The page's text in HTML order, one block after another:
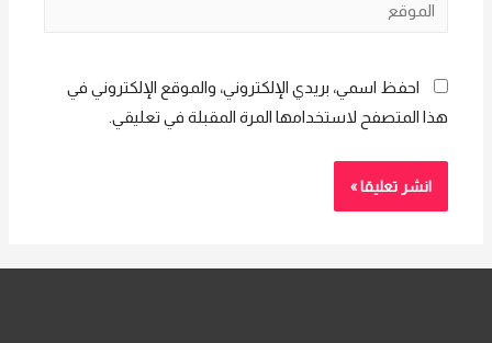
احفظ اسمي، بريدي الإلكتروني، والموقع الإلكتروني في
هذا المتصفح لاستخدامها المرة المقبلة في تعليقي.